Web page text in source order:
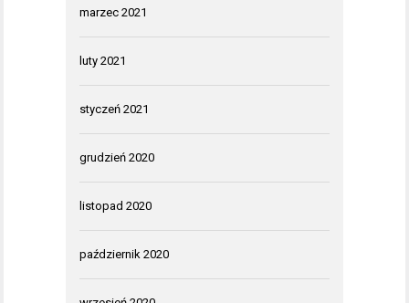
marzec 2021
luty 2021
styczeń 2021
grudzień 2020
listopad 2020
październik 2020